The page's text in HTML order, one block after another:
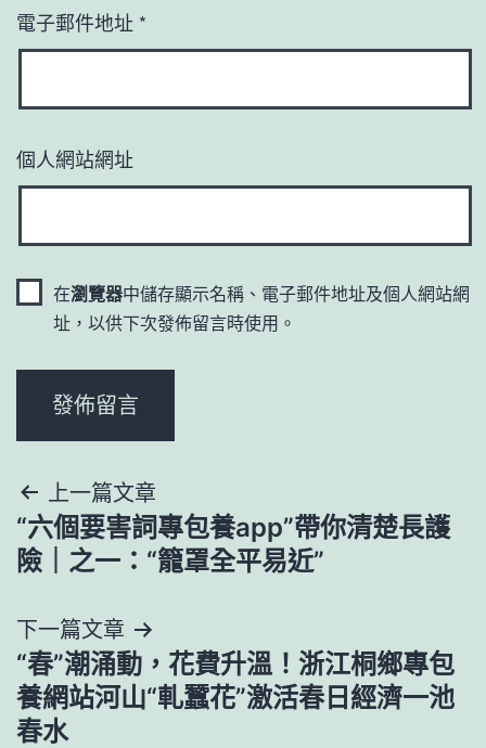
電子郵件地址 *
個人網站網址
在瀏覽器中儲存顯示名稱、電子郵件地址及個人網站網
址，以供下次發佈留言時使用。
文
章
覽
上一篇文章
“六個要害詞專包養app”帶你清楚長護
險｜之一：“籠罩全平易近”
下一篇文章
“春”潮涌動，花費升溫！浙江桐鄉專包
養網站河山“軋蠶花”激活春日經濟一池
春水